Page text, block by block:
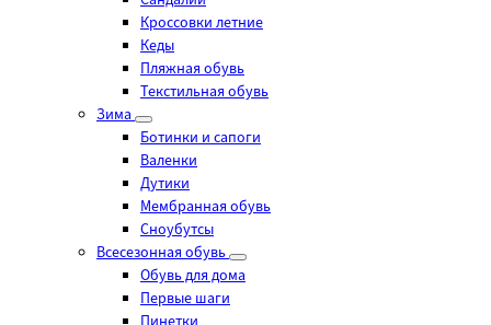
Кроссовки летние
Кеды
Пляжная обувь
Текстильная обувь
Зима
Ботинки и сапоги
Валенки
Дутики
Мембранная обувь
Сноубутсы
Всесезонная обувь
Обувь для дома
Первые шаги